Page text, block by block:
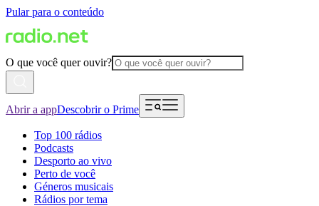
Pular para o conteúdo
O que você quer ouvir?
Abrir a appDescobrir o Prime
Top 100 rádios
Podcasts
Desporto ao vivo
Perto de você
Géneros musicais
Rádios por tema